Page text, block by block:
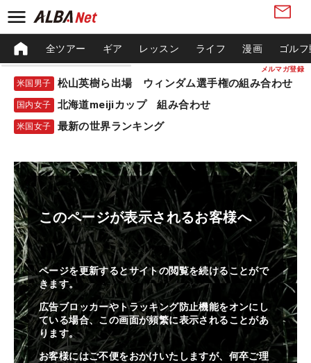
メルマガ登録
全ツアー ギア レッスン ライフ 漫画 ゴル
米国男子 松山英樹ら出場 ウィンダム選手権の組み合わせ
国内女子 北海道meijiカップ 組み合わせ
米国女子 最新の世界ランキング
このページが表示されるお客様へ
ページを更新するとサイトの閲覧を続けることがで
きます。
広告ブロッカーやトラッキング防止機能をオンにし
ている場合、この画面が頻繁に表示されることがあ
ります。
お客様にはご不便をおかけいたしますが、何卒ご理